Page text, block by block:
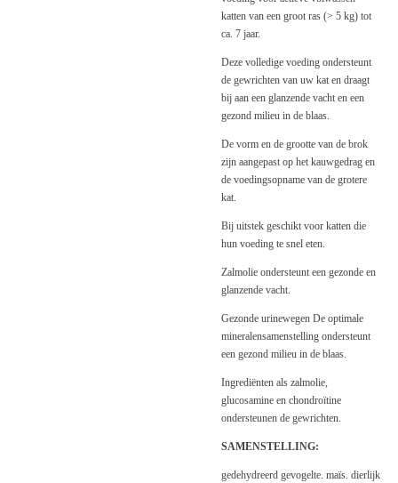
katten van een groot ras (> 5 kg) tot
ca. 7 jaar.
Deze volledige voeding ondersteunt
de gewrichten van uw kat en draagt
bij aan een glanzende vacht en een
gezond milieu in de blaas.
De vorm en de grootte van de brok
zijn aangepast op het kauwgedrag en
de voedingsopname van de grotere
kat.
Bij uitstek geschikt voor katten die
hun voeding te snel eten.
Zalmolie ondersteunt een gezonde en
glanzende vacht.
Gezonde urinewegen De optimale
mineralensamenstelling ondersteunt
een gezond milieu in de blaas.
Ingrediënten als zalmolie,
glucosamine en chondroïtine
ondersteunen de gewrichten.
SAMENSTELLING:
gedehydreerd gevogelte. maïs. dierlijk